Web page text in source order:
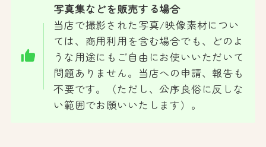
写真集などを販売する場合
当店で撮影された写真/映像素材につい
ては、商用利用を含む場合でも、どのよ
うな用途にもご自由にお使いいただいて
問題ありません。当店への申請、報告も
不要です。（ただし、公序良俗に反しな
い範囲でお願いいたします）。